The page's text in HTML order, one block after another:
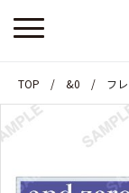
TOP &0 フ